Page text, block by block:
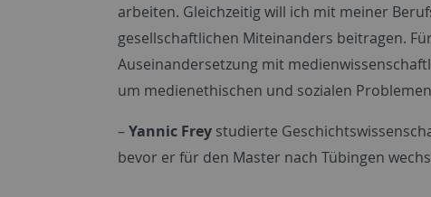
arbeiten. Gleichzeitig will ich mit meiner
gesellschaftlichen Miteinanders beitragen.
Auseinandersetzung mit
um medienethischen und sozialen
–Yannic Frey studierte
bevor er für den Master nach Tübingen